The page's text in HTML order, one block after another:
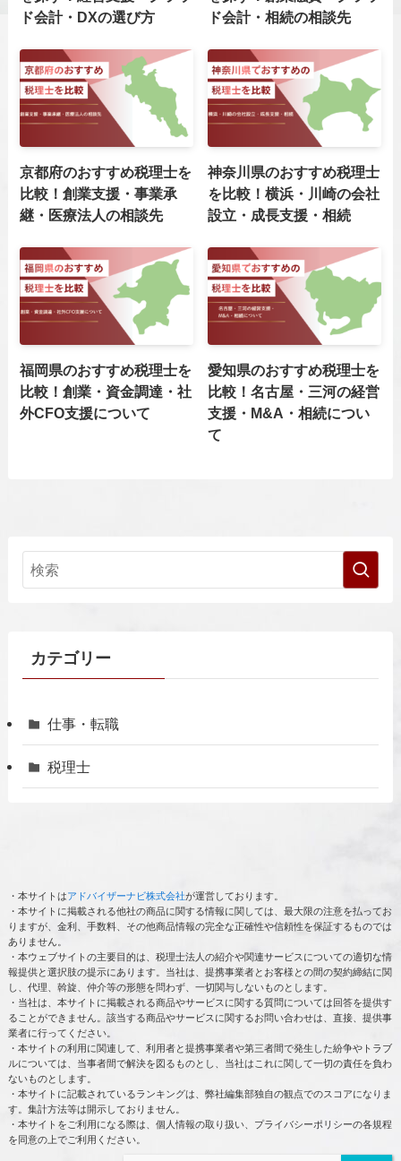
ド会計・DXの選び方
ド会計・相続の相談先
京都府のおすすめ税理士を
比較！創業支援・事業承
継・医療法人の相談先
神奈川県のおすすめ税理士
を比較！横浜・川崎の会社
設立・成長支援・相続
福岡県のおすすめ税理士を
比較！創業・資金調達・社
外CFO支援について
愛知県のおすすめ税理士を
比較！名古屋・三河の経営
支援・M&A・相続につい
て
カテゴリー
仕事・転職
税理士
・本サイトはアドバイザーナビ株式会社が運営しております。
・本サイトに掲載される他社の商品に関する情報に関しては、最大限の注意を払ってお
りますが、金利、手数料、その他商品情報の完全な正確性や信頼性を保証するものでは
ありません。
・本ウェブサイトの主要目的は、税理士法人の紹介や関連サービスについての適切な情
報提供と選択肢の提示にあります。当社は、提携事業者とお客様との間の契約締結に関
し、代理、斡旋、仲介等の形態を問わず、一切関与しないものとします。
・当社は、本サイトに掲載される商品やサービスに関する質問については回答を提供す
ることができません。該当する商品やサービスに関するお問い合わせは、直接、提供事
業者に行ってください。
・本サイトの利用に関連して、利用者と提携事業者や第三者間で発生した紛争やトラブ
ルについては、当事者間で解決を図るものとし、当社はこれに関して一切の責任を負わ
ないものとします。
・本サイトに記載されているランキングは、弊社編集部独自の観点でのスコアになりま
す。集計方法等は開示しておりません。
・本サイトをご利用になる際は、個人情報の取り扱い、プライバシーポリシーの各規程
を同意の上でご利用ください。